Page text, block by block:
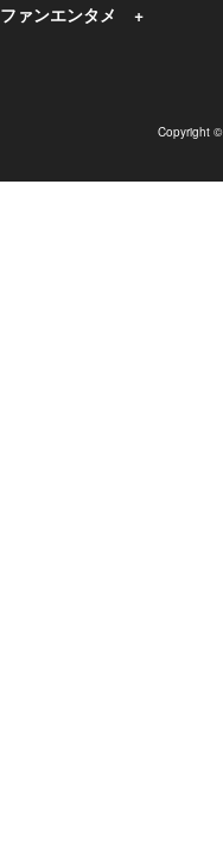
ファンエンタメ
Copyright